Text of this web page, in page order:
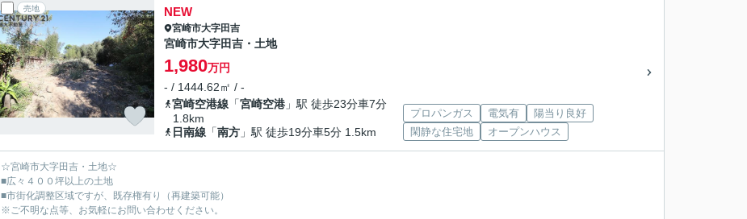
売地 NEW
宮崎市大字田吉
宮崎市大字田吉・土地
1,980万円
- / 1444.62㎡ / -
宮崎空港線 「宮崎空港 」駅 徒歩23分車7分
1.8km
日南線 「南方 」駅 徒歩19分車5分 1.5km
プロパンガス 電気有
陽当り良好
閑静な住宅地
オープンハウス
☆宮崎市大字田吉・土地☆
■広々４００坪以上の土地
■市街化調整区域ですが、既存権有り（再建築可能）
※ご不明な点等、お気軽にお問い合わせください。